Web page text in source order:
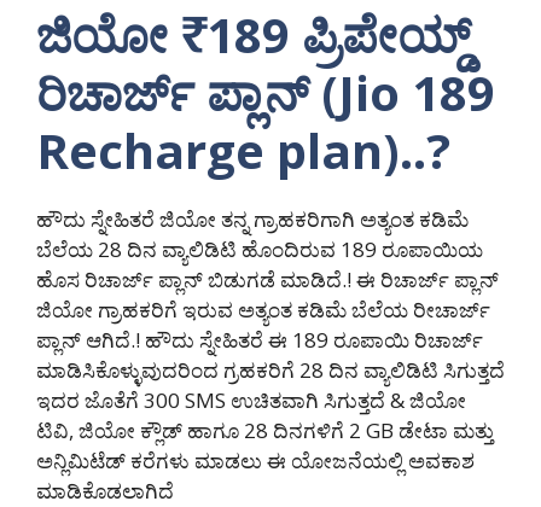
ಜಿಯೋ ₹189 ಪ್ರಿಪೇಯ್ಡ್
ರಿಚಾರ್ಜ್ ಪ್ಲಾನ್ (Jio 189
Recharge plan)..?
ಹೌದು ಸ್ನೇಹಿತರೆ ಜಿಯೋ ತನ್ನ ಗ್ರಾಹಕರಿಗಾಗಿ ಅತ್ಯಂತ ಕಡಿಮೆ
ಬೆಲೆಯ 28 ದಿನ ವ್ಯಾಲಿಡಿಟಿ ಹೊಂದಿರುವ 189 ರೂಪಾಯಿಯ
ಹೊಸ ರಿಚಾರ್ಜ್ ಪ್ಲಾನ್ ಬಿಡುಗಡೆ ಮಾಡಿದೆ.! ಈ ರಿಚಾರ್ಜ್ ಪ್ಲಾನ್
ಜಿಯೋ ಗ್ರಾಹಕರಿಗೆ ಇರುವ ಅತ್ಯಂತ ಕಡಿಮೆ ಬೆಲೆಯ ರೀಚಾರ್ಜ್
ಪ್ಲಾನ್ ಆಗಿದೆ.! ಹೌದು ಸ್ನೇಹಿತರೆ ಈ 189 ರೂಪಾಯಿ ರಿಚಾರ್ಜ್
ಮಾಡಿಸಿಕೊಳ್ಳುವುದರಿಂದ ಗ್ರಹಕರಿಗೆ 28 ದಿನ ವ್ಯಾಲಿಡಿಟಿ ಸಿಗುತ್ತದೆ
ಇದರ ಜೊತೆಗೆ 300 SMS ಉಚಿತವಾಗಿ ಸಿಗುತ್ತದೆ & ಜಿಯೋ
ಟಿವಿ, ಜಿಯೋ ಕ್ಲೌಡ್ ಹಾಗೂ 28 ದಿನಗಳಿಗೆ 2 GB ಡೇಟಾ ಮತ್ತು
ಅನ್ಲಿಮಿಟೆಡ್ ಕರೆಗಳು ಮಾಡಲು ಈ ಯೋಜನೆಯಲ್ಲಿ ಅವಕಾಶ
ಮಾಡಿಕೊಡಲಾಗಿದೆ